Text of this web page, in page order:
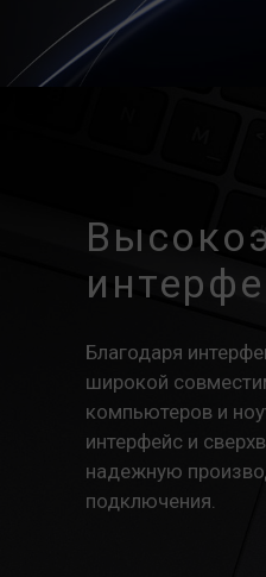
Благодаря
широкой
компьютеров и
интерфейс и
надежную
подключения.